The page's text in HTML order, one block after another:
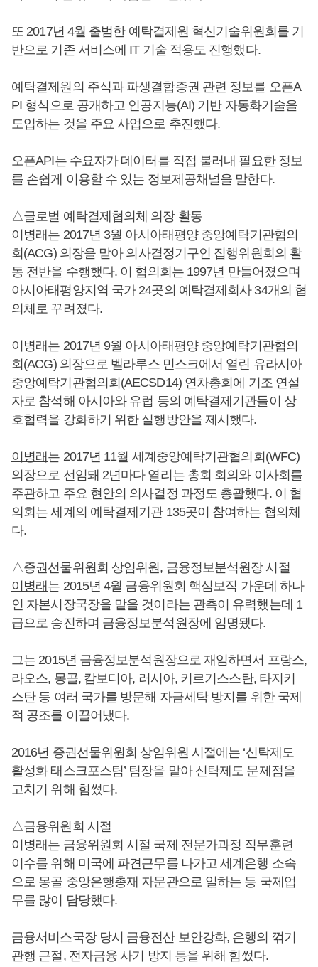
또 2017년 4월 출범한 예탁결제원 혁신기술위원회를 기
반으로 기존 서비스에 IT 기술 적용도 진행했다.
예탁결제원의 주식과 파생결합증권 관련 정보를 오픈A
PI 형식으로 공개하고 인공지능(AI) 기반 자동화기술을
도입하는 것을 주요 사업으로 추진했다.
오픈API는 수요자가 데이터를 직접 불러내 필요한 정보
를 손쉽게 이용할 수 있는 정보제공채널을 말한다.
△글로벌 예탁결제협의체 의장 활동
이병래 는 2017년 3월 아시아태평양 중앙예탁기관협의
회(ACG) 의장을 맡아 의사결정기구인 집행위원회의 활
동 전반을 수행했다. 이 협의회는 1997년 만들어졌으며
아시아태평양지역 국가 24곳의 예탁결제회사 34개의 협
의체로 꾸려졌다.
이병래 는 2017년 9월 아시아태평양 중앙예탁기관협의
회(ACG) 의장으로 벨라루스 민스크에서 열린 유라시아
중앙예탁기관협의회(AECSD14) 연차총회에 기조 연설
자로 참석해 아시아와 유럽 등의 예탁결제기관들이 상
호협력을 강화하기 위한 실행방안을 제시했다.
이병래 는 2017년 11월 세계중앙예탁기관협의회(WFC)
의장으로 선임돼 2년마다 열리는 총회 회의와 이사회를
주관하고 주요 현안의 의사결정 과정도 총괄했다. 이 협
의회는 세계의 예탁결제기관 135곳이 참여하는 협의체
다.
△증권선물위원회 상임위원, 금융정보분석원장 시절
이병래 는 2015년 4월 금융위원회 핵심보직 가운데 하나
인 자본시장국장을 맡을 것이라는 관측이 유력했는데 1
급으로 승진하며 금융정보분석원장에 임명됐다.
그는 2015년 금융정보분석원장으로 재임하면서 프랑스,
라오스, 몽골, 캄보디아, 러시아, 키르기스스탄, 타지키
스탄 등 여러 국가를 방문해 자금세탁 방지를 위한 국제
적 공조를 이끌어냈다.
2016년 증권선물위원회 상임위원 시절에는 ‘신탁제도
활성화 태스크포스팀’ 팀장을 맡아 신탁제도 문제점을
고치기 위해 힘썼다.
△금융위원회 시절
이병래 는 금융위원회 시절 국제 전문가과정 직무훈련
이수를 위해 미국에 파견근무를 나가고 세계은행 소속
으로 몽골 중앙은행총재 자문관으로 일하는 등 국제업
무를 많이 담당했다.
금융서비스국장 당시 금융전산 보안강화, 은행의 꺾기
관행 근절, 전자금융 사기 방지 등을 위해 힘썼다.